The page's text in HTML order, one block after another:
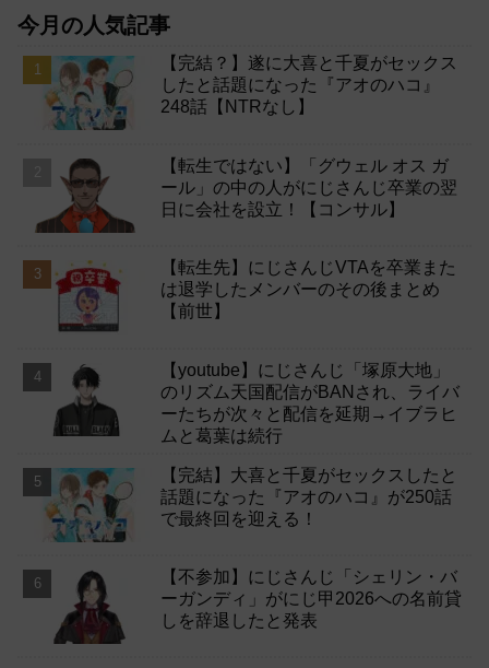
今月の人気記事
【完結？】遂に大喜と千夏がセックス
したと話題になった『アオのハコ』
248話【NTRなし】
【転生ではない】「グウェル オス ガ
ール」の中の人がにじさんじ卒業の翌
日に会社を設立！【コンサル】
【転生先】にじさんじVTAを卒業また
は退学したメンバーのその後まとめ
【前世】
【youtube】にじさんじ「塚原大地」
のリズム天国配信がBANされ、ライバ
ーたちが次々と配信を延期→イブラヒ
ムと葛葉は続行
【完結】大喜と千夏がセックスしたと
話題になった『アオのハコ』が250話
で最終回を迎える！
【不参加】にじさんじ「シェリン・バ
ーガンディ」がにじ甲2026への名前貸
しを辞退したと発表